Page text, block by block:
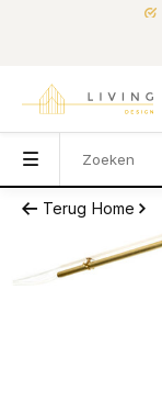
Terug Home